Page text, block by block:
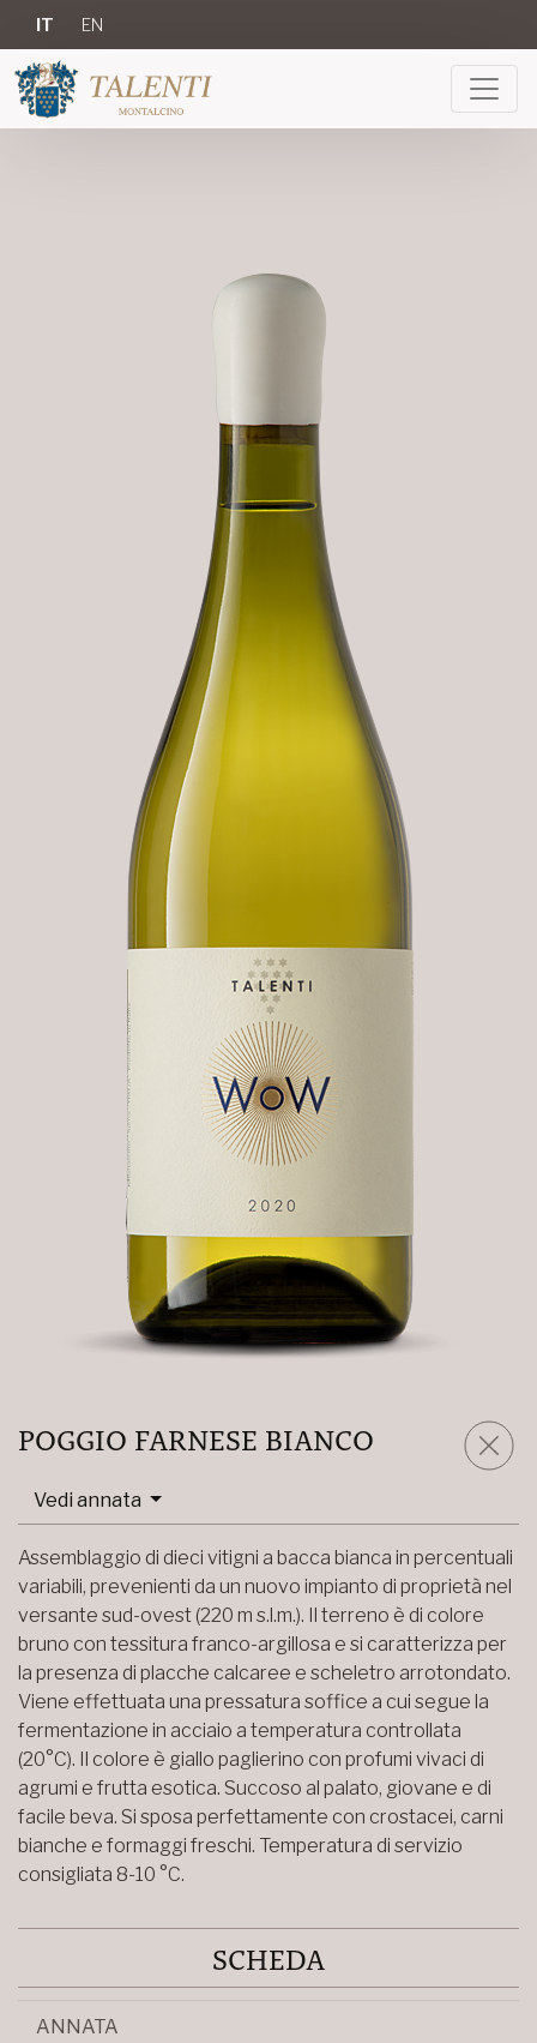
IT EN
POGGIO FARNESE BIANCO
Vedi annata
Assemblaggio di dieci vitigni a bacca bianca in percentuali
variabili, prevenienti da un nuovo impianto di proprietà nel
versante sud-ovest (220 m s.l.m.). Il terreno è di colore
bruno con tessitura franco-argillosa e si caratterizza per
la presenza di placche calcaree e scheletro arrotondato.
Viene effettuata una pressatura soffice a cui segue la
fermentazione in acciaio a temperatura controllata
(20°C). Il colore è giallo paglierino con profumi vivaci di
agrumi e frutta esotica. Succoso al palato, giovane e di
facile beva. Si sposa perfettamente con crostacei, carni
bianche e formaggi freschi. Temperatura di servizio
consigliata 8-10 °C.
SCHEDA
ANNATA